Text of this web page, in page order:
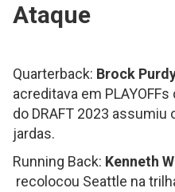
Ataque
Quarterback: Brock
acreditava em
do DRAFT 2023 assumiu
jardas.
Running Back: Kenneth
recolocou Seattle na